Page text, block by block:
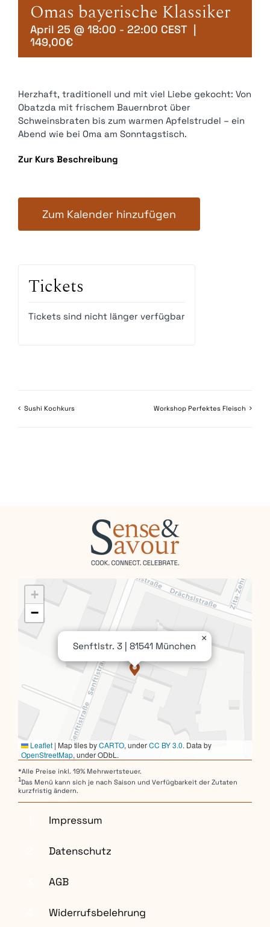
Omas bayerische Klassiker
April 25 @ 18:00 - 22:00 CEST |
149,00€
Herzhaft, traditionell und mit viel Liebe gekocht: Von
Obatzda mit frischem Bauernbrot über
Schweinsbraten bis zum warmen Apfelstrudel – ein
Abend wie bei Oma am Sonntagstisch.
Zur Kurs Beschreibung
Zum Kalender hinzufügen
Tickets
Tickets sind nicht länger verfügbar
Sushi Kochkurs Workshop Perfektes Fleisch
Senftlstr. 3 | 81541 München
×
+
−
Leaflet | Map tiles byCARTO, underCC BY 3.0. Data by
OpenStreetMap, under ODbL.
*Alle Preise inkl. 19% Mehrwertsteuer.
1Das Menü kann sich je nach Saison und Verfügbarkeit der Zutaten
kurzfristig ändern.
Impressum
Datenschutz
AGB
Widerrufsbelehrung